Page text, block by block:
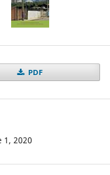
PDF
1, 2020